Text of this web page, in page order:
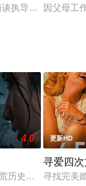
Wars Stor
谈执导Amazon因父母工
候和父亲一起捕
4.0
历史为创作底色，
更新HD
寻爱四
寻找完美